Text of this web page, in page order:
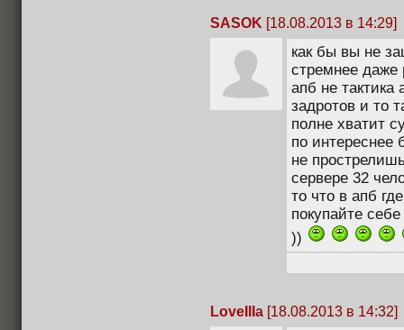
SASOK [18.08.2013 в 14:29]
как бы вы не
стремнее даже
апб не
задротов и то
полне хватит
по интереснее
не
сервере 32
то что в апб
покупайте
))
LoveIIIa [18.08.2013 в 14:32]